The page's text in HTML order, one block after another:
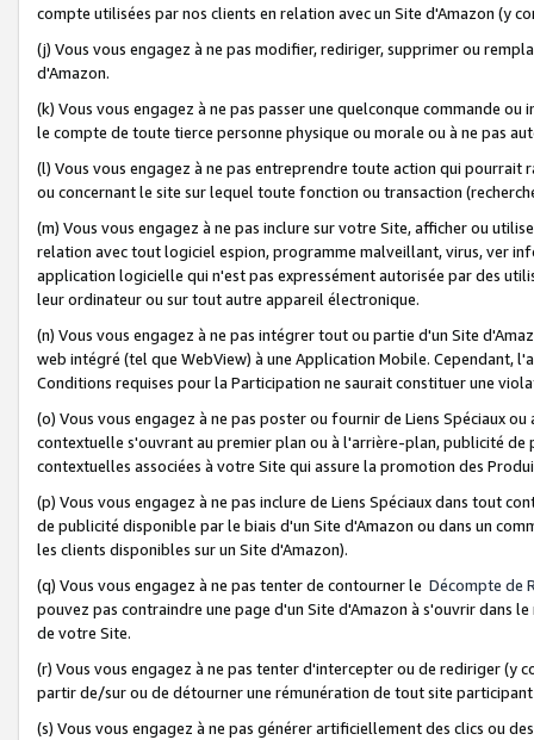
compte utilisées par nos clients en relation avec un Site d'Amazon (y
(j) Vous vous engagez à ne pas modifier, rediriger, supprimer ou
d'Amazon.
(k) Vous vous engagez à ne pas passer une quelconque commande
le compte de toute tierce personne physique ou morale ou à ne pas
(l) Vous vous engagez à ne pas entreprendre toute action qui
ou concernant le site sur lequel toute fonction ou transaction
(m) Vous vous engagez à ne pas inclure sur votre Site, afficher ou
relation avec tout logiciel espion, programme malveillant, virus, ver
application logicielle qui n'est pas expressément autorisée par des
leur ordinateur ou sur tout autre appareil électronique.
(n) Vous vous engagez à ne pas intégrer tout ou partie d'un Site
web intégré (tel que WebView) à une Application Mobile. Cependant,
Conditions requises pour la Participation ne saurait constituer une
(o) Vous vous engagez à ne pas poster ou fournir de Liens Spéciaux
contextuelle s'ouvrant au premier plan ou à l'arrière-plan, publicité
contextuelles associées à votre Site qui assure la promotion des
(p) Vous vous engagez à ne pas inclure de Liens Spéciaux dans tout
de publicité disponible par le biais d'un Site d'Amazon ou dans un
les clients disponibles sur un Site d'Amazon).
(q) Vous vous engagez à ne pas tenter de contourner le Décompte de
pouvez pas contraindre une page d'un Site d'Amazon à s'ouvrir dans
de votre Site.
(r) Vous vous engagez à ne pas tenter d'intercepter ou de rediriger
partir de/sur ou de détourner une rémunération de tout site
(s) Vous vous engagez à ne pas générer artificiellement des clics ou